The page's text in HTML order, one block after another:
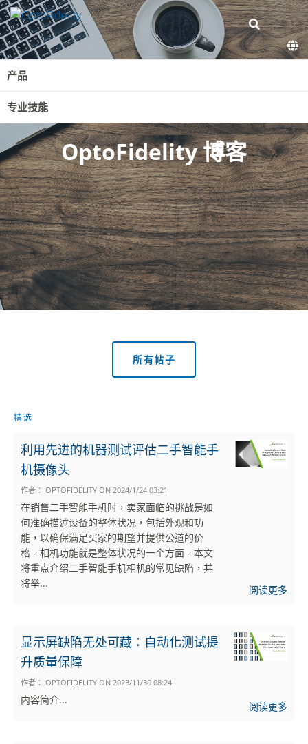
产品
专业技能
OptoFidelity 博客
所有帖子
精选
利用先进的机器测试评估二手智能手
机摄像头
作者： OPTOFIDELITY ON 2024/1/24 03:21
在销售二手智能手机时，卖家面临的挑战是如
何准确描述设备的整体状况，包括外观和功
能，以确保满足买家的期望并提供公道的价
格。相机功能就是整体状况的一个方面。本文
将重点介绍二手智能手机相机的常见缺陷，并
将举...
阅读更多
显示屏缺陷无处可藏：自动化测试提
升质量保障
作者： OPTOFIDELITY ON 2023/11/30 08:24
内容简介...
阅读更多